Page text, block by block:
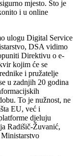
mjesto. Što je
i u online
ulogu Digital Service
DSA vidimo
Direktivu o e-
kojim će se
i pružatelje
u zadnjih 20 godina
To je nužnost, ne
EU, već i
djeluju
Radišič-Žuvanić,